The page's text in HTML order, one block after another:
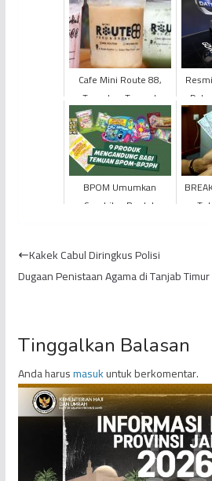
Cafe Mini Route 88,
Tawarkan Tempat
Nongkrong Vintage dan
Klasik
After
BPOM Umumkan
Sembilan Produk
Kakek Cabul Diringkus Polisi
Dugaan Penistaan Agama di Tanjab
Tinggalkan Balasan
Anda harusmasukuntuk berkomentar.